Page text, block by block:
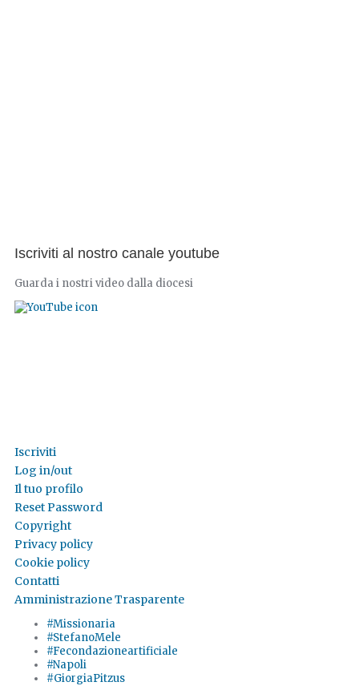
Iscriviti al nostro canale youtube
Guarda i nostri video dalla diocesi
Iscriviti
Log in/out
Il tuo profilo
Reset Password
Copyright
Privacy policy
Cookie policy
Contatti
Amministrazione Trasparente
#Missionaria
#StefanoMele
#Fecondazioneartificiale
#Napoli
#GiorgiaPitzus